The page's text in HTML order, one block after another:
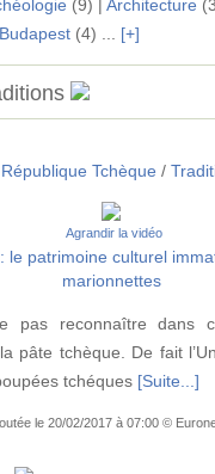
(9) | Architecture
Budapest(4) ... [+]
République Tchèque /
Agrandir la vidéo
le patrimoine culturel
marionnettes
pas reconnaître dans
pâte tchèque. De fait
tchéques [Suite...]
le 20/02/2017 à 07:00 ©